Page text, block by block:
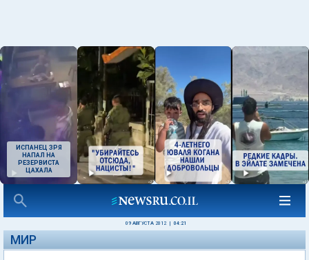
ИСПАНЕЦ ЗРЯ
НАПАЛ НА
РЕЗЕРВИСТА
ЦАХАЛА
09 АВГУСТА 2012 04:21
МИР